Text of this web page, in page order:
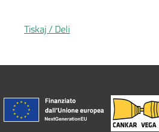
Tiskaj / Deli